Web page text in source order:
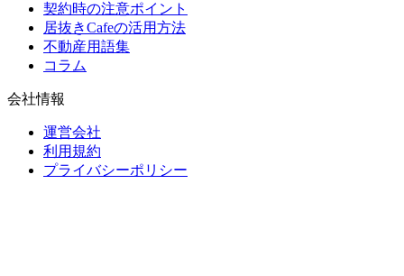
契約時の注意ポイント
居抜きCafeの活用方法
不動産用語集
コラム
会社情報
運営会社
利用規約
プライバシーポリシー